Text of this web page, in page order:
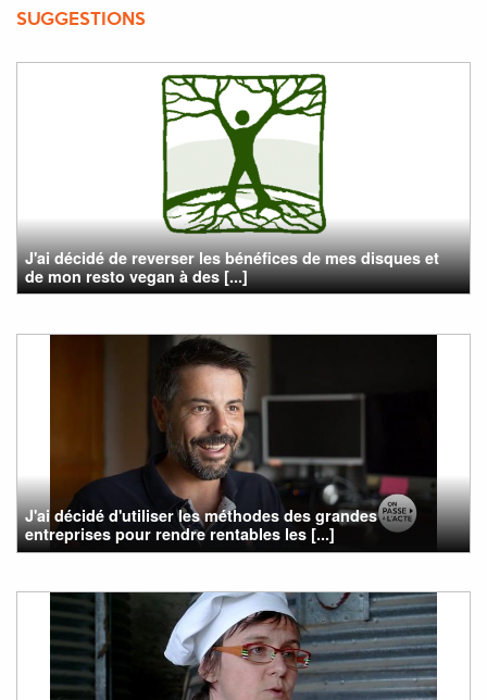
SUGGESTIONS
J'ai décidé de reverser les bénéfices de mes disques et
de mon resto vegan à des [...]
J'ai décidé d'utiliser les méthodes des grandes
entreprises pour rendre rentables les [...]